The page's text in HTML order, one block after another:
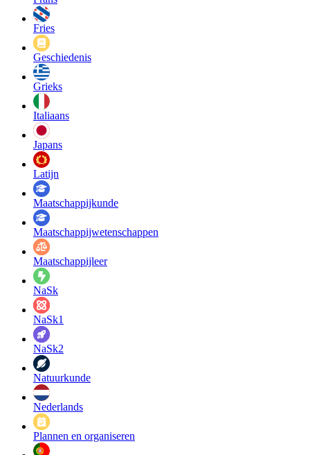
Fries
Geschiedenis
Grieks
Italiaans
Japans
Latijn
Maatschappij­kunde
Maatschappij­wetenschappen
Maatschappijleer
NaSk
NaSk1
NaSk2
Natuurkunde
Nederlands
Plannen en organiseren